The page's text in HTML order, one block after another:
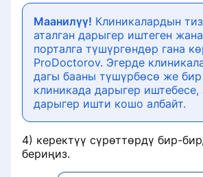
Настройка записи
Раздел
Удаление врача из
Восстановление
Клиника не
выдаче при поиске
Платёж не
Снизилось
Маанилүү! Клиникалардын
аталган дарыгер иштеген
порталга түшүргөндөр гана
ProDoctorov. Эгерде
дагы бааны түшүрбөсө же
клиникада дарыгер иштебесе,
дарыгер ишти кошо албайт.
4) керектүү сүрөттөрдү бир-
бериңиз.